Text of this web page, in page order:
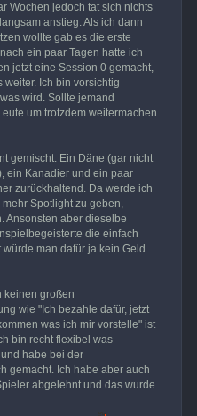
Wochen jedoch tat sich nichts
anstieg. Als ich dann
wollte gab es die erste
ein paar Tagen hatte ich
jetzt eine Session 0 gemacht,
Ich bin vorsichtig
wird. Sollte jemand
um trotzdem weitermachen
gemischt. Ein Däne (gar nicht
ein Kanadier und ein paar
zurückhaltend. Da werde ich
Spotlight zu geben,
Ansonsten aber dieselbe
die einfach
man dafür ja kein Geld
keinen großen
wie "Ich bezahle dafür, jetzt
was ich mir vorstelle" ist
bin recht flexibel was
habe bei der
gemacht. Ich habe aber auch
abgelehnt und das wurde